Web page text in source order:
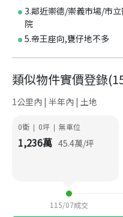
3.鄰近崇德/崇義市場/市
院
5.帝王座向,甕仔地不多
類似物件實價登錄(
1公里內 | 半年內 | 土地
0衛 | 0坪 | 無車位
1,236萬 45.4萬/坪
115/07成交